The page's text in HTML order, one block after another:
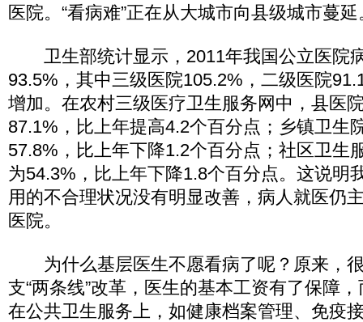
医院。“看病难”正在从大城市向县级城市蔓延
卫生部统计显示，2011年我国公立医院
93.5%，其中三级医院105.2%，二级医院
增加。在农村三级医疗卫生服务网中，县医
87.1%，比上年提高4.2个百分点；乡镇卫生
57.8%，比上年下降1.2个百分点；社区卫生
为54.3%，比上年下降1.8个百分点。这说明
用的不合理状况没有明显改善，病人就医仍
医院。
为什么基层医生不愿看病了呢？原来，
支“两条线”改革，医生的基本工资有了保障
在公共卫生服务上，如健康档案管理、免疫